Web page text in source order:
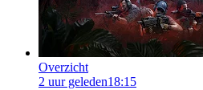
Overzicht
2 uur geleden18:15